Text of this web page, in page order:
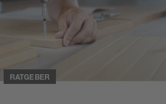
RATGEBER